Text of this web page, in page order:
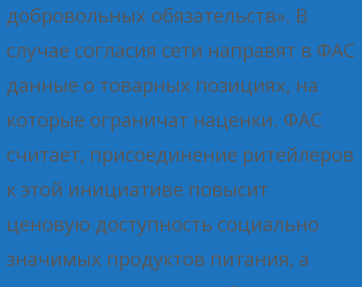
добровольных обязательств». В
случае согласия сети направят в ФАС
данные о товарных позициях, на
которые ограничат наценки. ФАС
считает, присоединение ритейлеров
к этой инициативе повысит
ценовую доступность социально
значимых продуктов питания, а